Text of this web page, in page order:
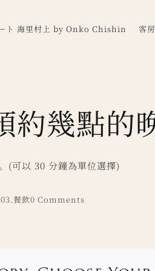
ト 海里村上 by Onko Chishin 客房
約幾點的
(可以 30 分鐘為單位選擇)
03.餐飲0 Comments